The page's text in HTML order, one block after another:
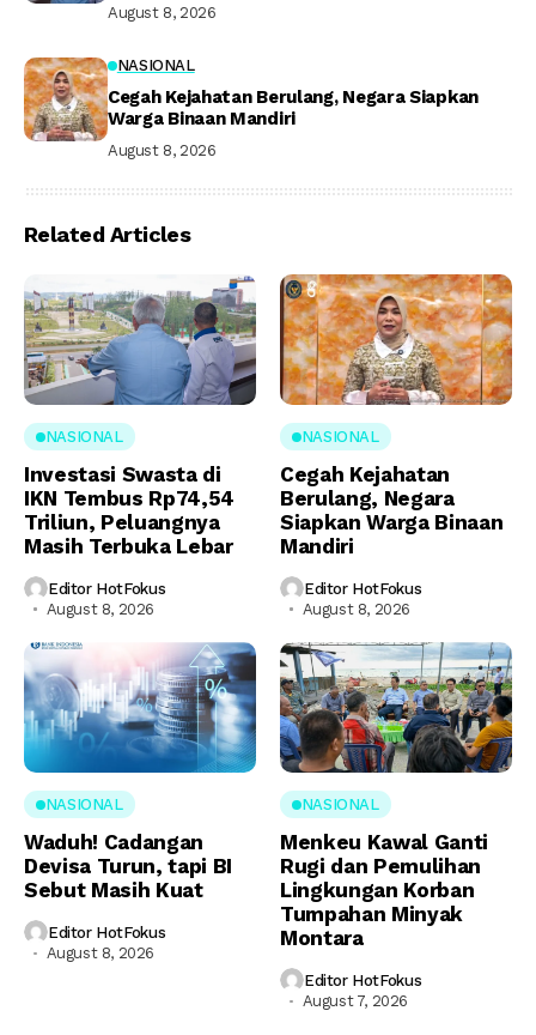
August 8, 2026
NASIONAL
Cegah Kejahatan Berulang, Negara Siapkan
Warga Binaan Mandiri
August 8, 2026
Related Articles
NASIONAL
Investasi Swasta di
IKN Tembus Rp74,54
Triliun, Peluangnya
Masih Terbuka Lebar
Editor HotFokus
August 8, 2026
NASIONAL
Cegah Kejahatan
Berulang, Negara
Siapkan Warga Binaan
Mandiri
Editor HotFokus
August 8, 2026
NASIONAL
Waduh! Cadangan
Devisa Turun, tapi BI
Sebut Masih Kuat
Editor HotFokus
August 8, 2026
NASIONAL
Menkeu Kawal Ganti
Rugi dan Pemulihan
Lingkungan Korban
Tumpahan Minyak
Montara
Editor HotFokus
August 7, 2026